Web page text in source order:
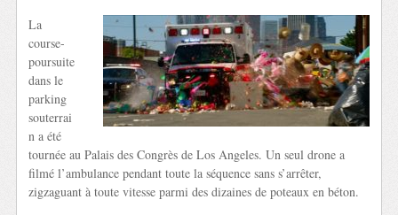
La
course-
poursuite
dans le
parking
souterrai
n a été
tournée au Palais des Congrès de Los Angeles. Un seul drone a
filmé l’ambulance pendant toute la séquence sans s’arrêter,
zigzaguant à toute vitesse parmi des dizaines de poteaux en béton.